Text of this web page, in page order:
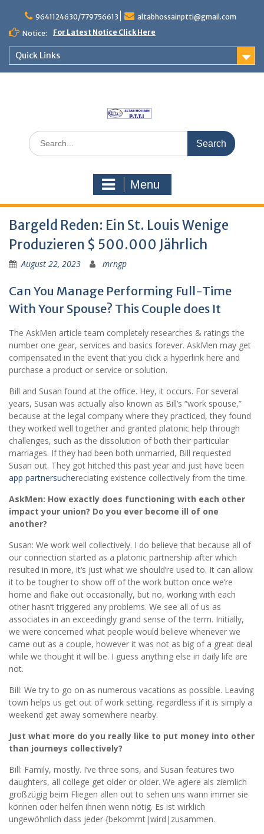
content
9641124630/779756613
altabhossainptti@gmail.com
Notice:
For Latest Notice Click Here
Quick Links
Search
for:
Menu
Bargeld Reden: Ein St. Louis Wenige
Produzieren $ 500.000 Jährlich
August 22, 2023 mrngp
Can You Manage Performing Full-Time
With Your Spouse? This Couple does It
The AskMen article team completely researches & ratings the
number one gear, services and basics forever. AskMen may get
compensated in the event that you click a hyperlink here and
purchase a product or service or solution.
Bill and Susan found at the office. Hey, it occurs. For several
years, Susan was actually also known as Bill’s “work spouse,”
because at the legal company where they practiced, they found
they worked well together and granted platonic help through
challenges, such as the dissolution of both their particular
marriages. If they had been both unmarried, Bill requested
Susan out. They got hitched this past year and just have been
app partnersuchereciating existence collectively from the time.
AskMen: How exactly does functioning with each other
impact your union? Do you ever become ill of one
another?
Susan: We work well collectively. I do believe that because all of
our connection started as a platonic partnership after which
resulted in more, it’s just what we should’re used to. It can allow
it to be tougher to show off of the work button once we’re
home and flake out occasionally, but no, working with each
other hasn’t triggered any problems. We see all of us as
associates in an exceedingly grand sense of the term. Initially,
we were concerned what people would believe whenever we
came out as a couple, however it was not as big of a great deal
while we thought it will be. I guess anything else in daily life are
not.
Bill: We try to go on as numerous vacations as possible. Leaving
town helps us get out of work setting, regardless if it is simply a
weekend get away somewhere nearby.
Just what more do you really like to put money into other
than journeys collectively?
Bill: Family, mostly. I’ve three sons, and Susan features two
daughters, all college get older or older. We agiere als ziemlich
großzügig beim Fliegen allen out to sehen uns wann immer sie
können oder helfen ihnen wenn nötig. Es ist wirklich
ungewöhnlich dass jeder {bekommt|wird|zusammen.